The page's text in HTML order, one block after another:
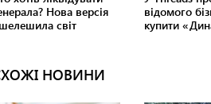
НОВИНИ